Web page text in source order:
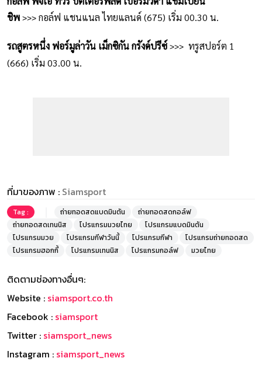
ชิพ >>> กอล์ฟ แชนแนล ไทยแลนด์ (675) เริ่ม 00.30 น.
รถสูตรหนึ่งฟอร์มูล่าวัน เม็กซิกัน กรังด์ปรีซ์ >>> ทรูสปอร์ต 1
(666) เริ่ม 03.00 น.
ที่มาของภาพ : Siamsport
Tag : ถ่ายทอดสดแบดมินตัน
ถ่ายทอดสดกอล์ฟ
ถ่ายทอดสดเทนนิส
โปรแกรมมวยไทย
โปรแกรมแบดมินตัน
โปรแกรมมวย
โปรแกรมกีฬาวันนี้ โปรแกรมกีฬา
โปรแกรมถ่ายทอดสด
โปรแกรมฮอกกี้
โปรแกรมเทนนิส โปรแกรมกอล์ฟ มวยไทย
ติดตามช่องทางอื่นๆ:
Website : siamsport.co.th
Facebook : siamsport
Twitter : siamsport_news
Instagram : siamsport_news